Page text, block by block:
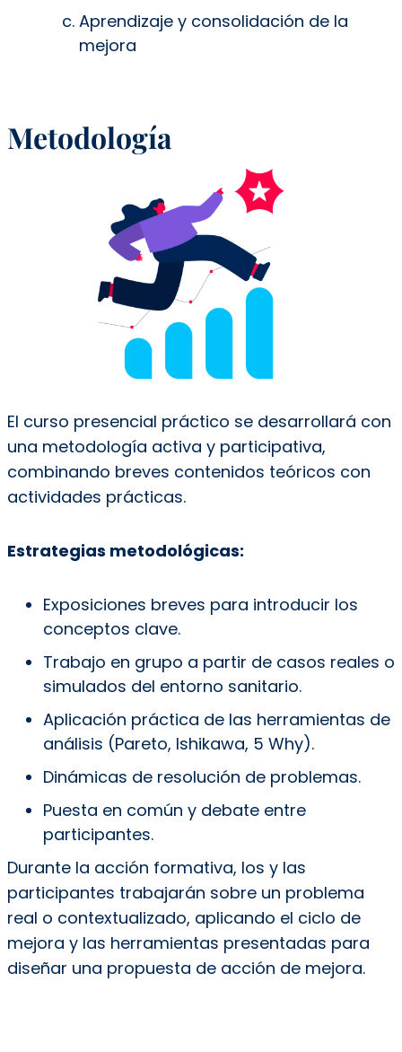
Aprendizaje y consolidación de la
mejora
Metodología
El curso presencial práctico se desarrollará con
una metodología activa y participativa,
combinando breves contenidos teóricos con
actividades prácticas.
Estrategias metodológicas:
Exposiciones breves para introducir los
conceptos clave.
Trabajo en grupo a partir de casos reales o
simulados del entorno sanitario.
Aplicación práctica de las herramientas de
análisis (Pareto, Ishikawa, 5 Why).
Dinámicas de resolución de problemas.
Puesta en común y debate entre
participantes.
Durante la acción formativa, los y las
participantes trabajarán sobre un problema
real o contextualizado, aplicando el ciclo de
mejora y las herramientas presentadas para
diseñar una propuesta de acción de mejora.